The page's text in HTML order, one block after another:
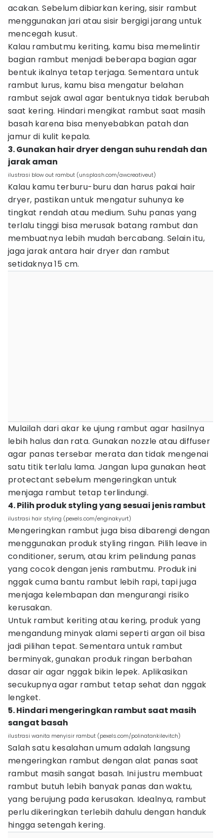
acakan. Sebelum dibiarkan kering, sisir rambut
menggunakan jari atau sisir bergigi jarang untuk
mencegah kusut.
Kalau rambutmu keriting, kamu bisa memelintir
bagian rambut menjadi beberapa bagian agar
bentuk ikalnya tetap terjaga. Sementara untuk
rambut lurus, kamu bisa mengatur belahan
rambut sejak awal agar bentuknya tidak berubah
saat kering. Hindari mengikat rambut saat masih
basah karena bisa menyebabkan patah dan
jamur di kulit kepala.
3. Gunakan hair dryer dengan suhu rendah dan
jarak aman
ilustrasi blow out rambut (unsplash.com/awcreativeut)
Kalau kamu terburu-buru dan harus pakai hair
dryer, pastikan untuk mengatur suhunya ke
tingkat rendah atau medium. Suhu panas yang
terlalu tinggi bisa merusak batang rambut dan
membuatnya lebih mudah bercabang. Selain itu,
jaga jarak antara hair dryer dan rambut
setidaknya 15 cm.
Mulailah dari akar ke ujung rambut agar hasilnya
lebih halus dan rata. Gunakan nozzle atau diffuser
agar panas tersebar merata dan tidak mengenai
satu titik terlalu lama. Jangan lupa gunakan heat
protectant sebelum mengeringkan untuk
menjaga rambut tetap terlindungi.
4. Pilih produk styling yang sesuai jenis rambut
ilustrasi hair styling (pexels.com/enginakyurt)
Mengeringkan rambut juga bisa dibarengi dengan
menggunakan produk styling ringan. Pilih leave in
conditioner, serum, atau krim pelindung panas
yang cocok dengan jenis rambutmu. Produk ini
nggak cuma bantu rambut lebih rapi, tapi juga
menjaga kelembapan dan mengurangi risiko
kerusakan.
Untuk rambut keriting atau kering, produk yang
mengandung minyak alami seperti argan oil bisa
jadi pilihan tepat. Sementara untuk rambut
berminyak, gunakan produk ringan berbahan
dasar air agar nggak bikin lepek. Aplikasikan
secukupnya agar rambut tetap sehat dan nggak
lengket.
5. Hindari mengeringkan rambut saat masih
sangat basah
ilustrasi wanita menyisir rambut (pexels.com/polinatankilevitch)
Salah satu kesalahan umum adalah langsung
mengeringkan rambut dengan alat panas saat
rambut masih sangat basah. Ini justru membuat
rambut butuh lebih banyak panas dan waktu,
yang berujung pada kerusakan. Idealnya, rambut
perlu dikeringkan terlebih dahulu dengan handuk
hingga setengah kering.